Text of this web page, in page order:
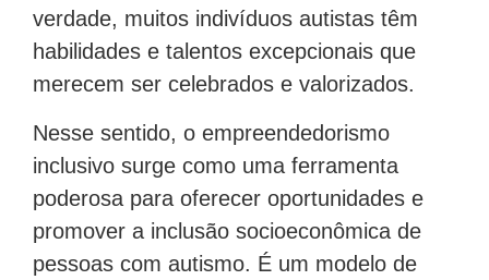
verdade, muitos indivíduos autistas têm
habilidades e talentos excepcionais que
merecem ser celebrados e valorizados.
Nesse sentido, o empreendedorismo
inclusivo surge como uma ferramenta
poderosa para oferecer oportunidades e
promover a inclusão socioeconômica de
pessoas com autismo. É um modelo de